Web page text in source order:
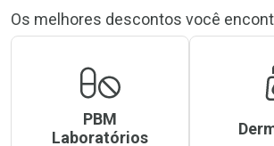
Os melhores descontos você
PBM
Laboratórios